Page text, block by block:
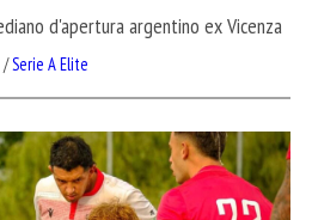
d'apertura argentino ex Vicenza
/Serie A Elite